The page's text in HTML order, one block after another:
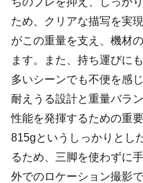
ため、クリアな描写を実
がこの重量を支え、機材
ます。また、持ち運びに
多いシーンでも不便を感
耐えうる設計と重量バラ
性能を発揮するための重
815gというしっかりとし
るため、三脚を使わずに
外でのロケーション撮影